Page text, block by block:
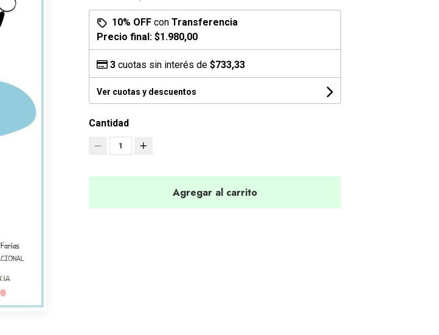
10% OFFcon Transferencia
Precio final: $1.980,00
3cuotas sin interés de $733,33
Ver cuotas y descuentos
Cantidad
1
Agregar al carrito